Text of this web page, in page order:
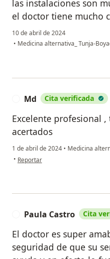
las instalaciones son
el doctor tiene mucho
10 de abril de 2024
• Medicina alternativa_ Tunja-
Md Cita verificada
Excelente profesional
acertados
1 de abril de 2024 • Medicina
• en opinión del usuario Md
Reportar
Paula Castro Cita
El doctor es super
seguridad de que su